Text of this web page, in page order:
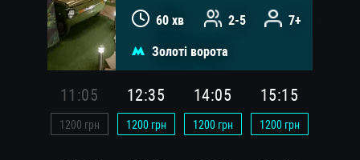
60 хв 2-5 7+
Золоті ворота
11:05
1200 грн
12:35
1200грн
14:05
1200грн
15:15
1200грн